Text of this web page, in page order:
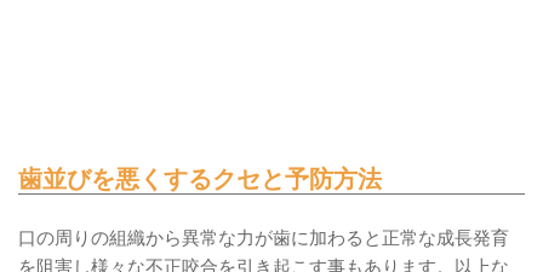
歯並びを悪くするクセと予防方法
口の周りの組織から異常な力が歯に加わると正常な成長発育
を阻害し様々な不正咬合を引き起こす事もあります。以上な